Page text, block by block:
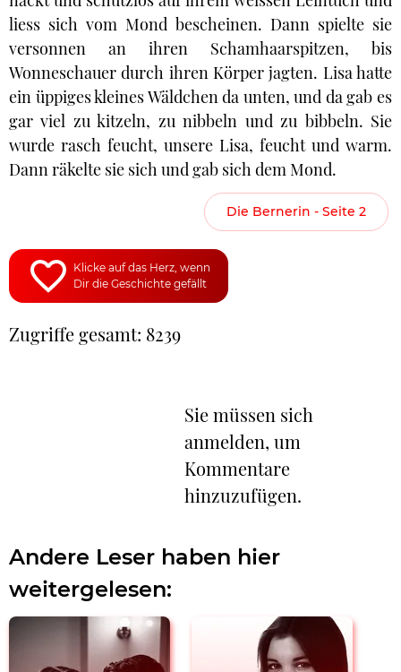
liess sich vom Mond bescheinen. Dann spielte sie
versonnen an ihren Schamhaarspitzen, bis
Wonneschauer durch ihren Körper jagten. Lisa hatte
ein üppiges kleines Wäldchen da unten, und da gab es
gar viel zu kitzeln, zu nibbeln und zu bibbeln. Sie
wurde rasch feucht, unsere Lisa, feucht und warm.
Dann räkelte sie sich und gab sich dem Mond.
Die Bernerin - Seite 2
Klicke auf das Herz, wenn
Dir die Geschichte gefällt
Zugriffe gesamt: 8239
Sie müssen sich
anmelden, um
Kommentare
hinzuzufügen.
Andere Leser haben hier
weitergelesen: